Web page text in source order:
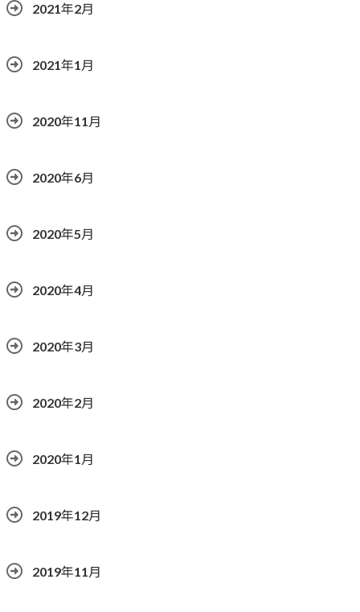
2021年2月
2021年1月
2020年11月
2020年6月
2020年5月
2020年4月
2020年3月
2020年2月
2020年1月
2019年12月
2019年11月